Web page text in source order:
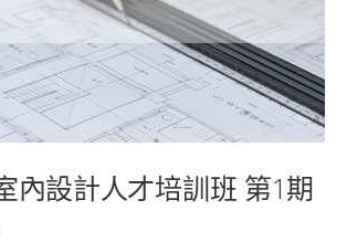
內設計人才培訓班 第1期